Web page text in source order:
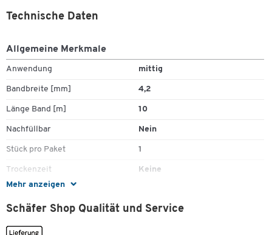
Mehr anzeigen
Technische Daten
Allgemeine Merkmale
Anwendung mittig
Bandbreite [mm] 4,2
Länge Band [m] 10
Nachfüllbar Nein
Stück pro Paket 1
Trockenzeit Keine
Schäfer Shop Qualität und Service